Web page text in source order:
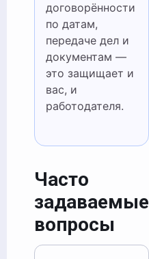
договорённости
по датам,
передаче дел и
документам —
это защищает и
вас, и
работодателя.
Часто
задаваемые
вопросы